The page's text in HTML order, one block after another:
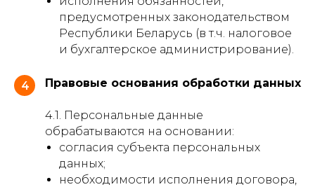
предусмотренных законодательством
Республики Беларусь (в т.ч. налоговое
и бухгалтерское администрирование).
4 Правовые основания обработки данных
4.1. Персональные данные
обрабатываются на основании:
согласия субъекта персональных
данных;
необходимости исполнения договора,